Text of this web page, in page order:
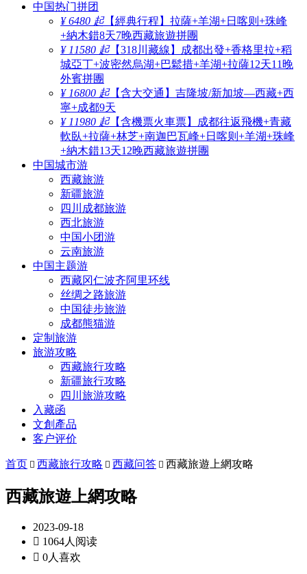
中国热门拼团
¥ 6480 起【經典行程】拉薩+羊湖+日喀则+珠峰
+納木錯8天7晚西藏旅遊拼團
¥ 11580 起【318川藏線】成都出發+香格里拉+稻
城亞丁+波密然烏湖+巴鬆措+羊湖+拉薩12天11晚
外賓拼團
¥ 16800 起【含大交通】吉隆坡/新加坡—西藏+西
寧+成都9天
¥ 11980 起【含機票火車票】成都往返飛機+青藏
軟臥+拉薩+林芝+南迦巴瓦峰+日喀则+羊湖+珠峰
+納木錯13天12晚西藏旅遊拼團
中国城市游
西藏旅游
新疆旅游
四川成都旅游
西北旅游
中国小团游
云南旅游
中国主题游
西藏冈仁波齐阿里环线
丝绸之路旅游
中国徒步旅游
成都熊猫游
定制旅游
旅游攻略
西藏旅行攻略
新疆旅行攻略
四川旅游攻略
入藏函
文創產品
客户评价
首页  西藏旅行攻略  西藏问答  西藏旅遊上網攻略
西藏旅遊上網攻略
2023-09-18
 1064人阅读
 0人喜欢